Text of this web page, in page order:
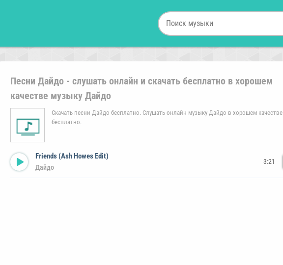
Песни Дайдо - слушать онлайн и скачать бесплатно в хорошем
качестве музыку Дайдо
Скачать песни Дайдо бесплатно. Слушать онлайн музыку Дайдо в хорошем качестве
бесплатно.
Friends (Ash Howes Edit)
Дайдо
3:21